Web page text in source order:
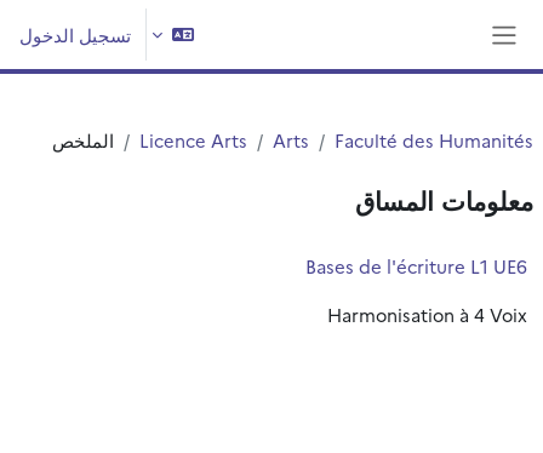
تسجيل الدخول
Faculté des Humanités
Arts
Licence Arts الملخص
معلومات المساق
Bases de l'écriture L1 UE6
Harmonisation à 4 Voix